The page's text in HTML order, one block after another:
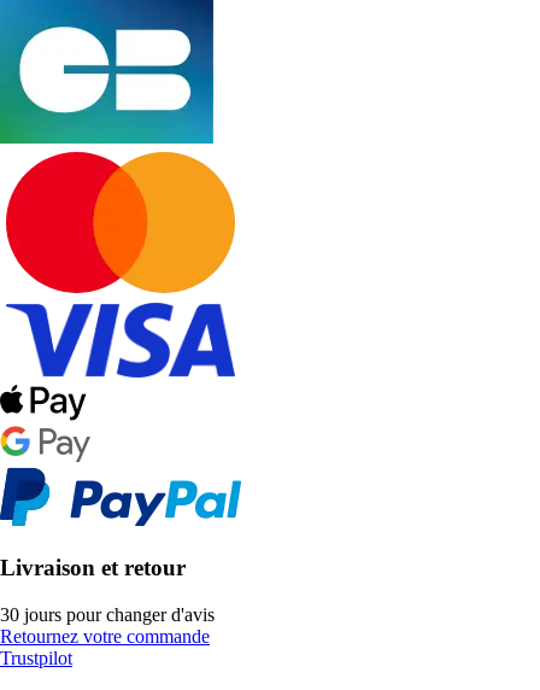
Livraison et retour
30 jours pour changer d'avis
Retournez votre commande
Trustpilot